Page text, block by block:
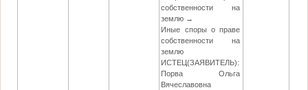
собственности на
землю →
Иные споры о праве
собственности на
землю
ИСТЕЦ(ЗАЯВИТЕЛЬ):
Порва Ольга
Вячеславовна